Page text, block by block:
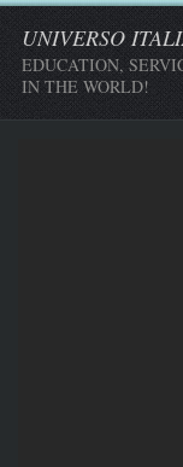
UNIVERSO
EDUCATION,
IN THE WORLD!